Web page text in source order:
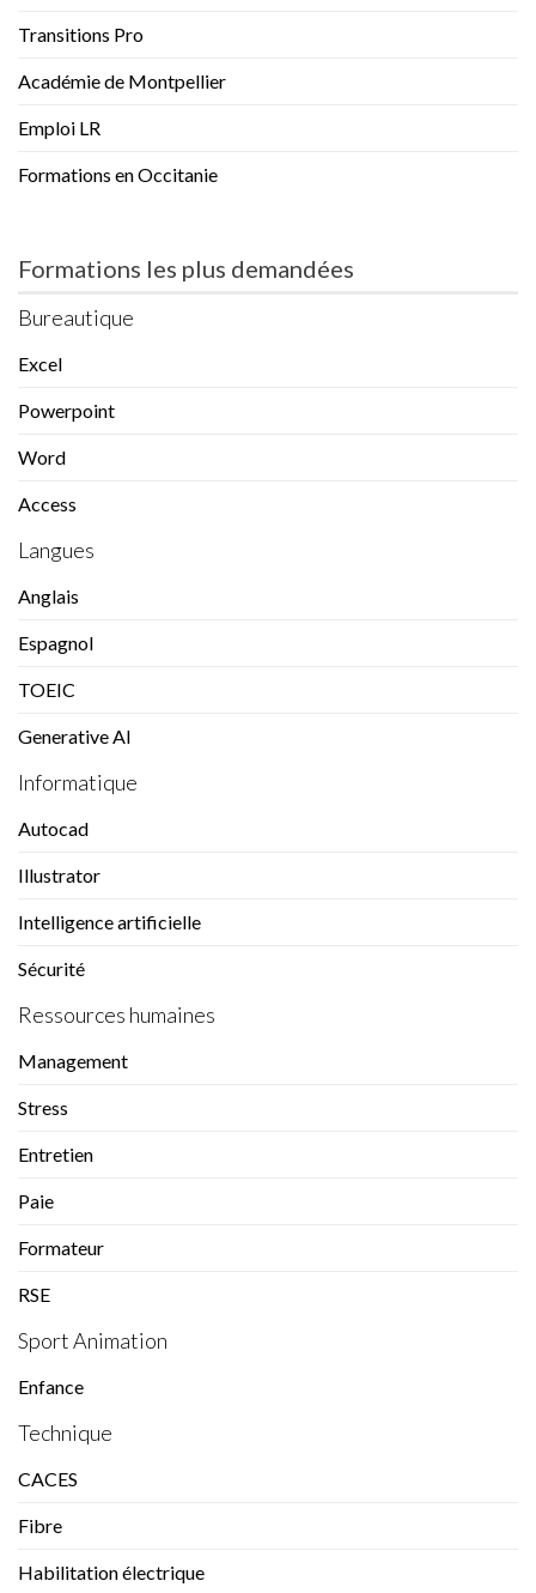
Transitions Pro
Académie de Montpellier
Emploi LR
Formations en Occitanie
Formations les plus demandées
Bureautique
Excel
Powerpoint
Word
Access
Langues
Anglais
Espagnol
TOEIC
Generative AI
Informatique
Autocad
Illustrator
Intelligence artificielle
Sécurité
Ressources humaines
Management
Stress
Entretien
Paie
Formateur
RSE
Sport Animation
Enfance
Technique
CACES
Fibre
Habilitation électrique